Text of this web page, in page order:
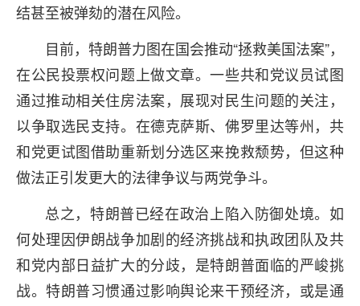
结甚至被弹劾的潜在风险。
目前，特朗普力图在国会推动“拯救美国法案”，
在公民投票权问题上做文章。一些共和党议员试图
通过推动相关住房法案，展现对民生问题的关注，
以争取选民支持。在德克萨斯、佛罗里达等州，共
和党更试图借助重新划分选区来挽救颓势，但这种
做法正引发更大的法律争议与两党争斗。
总之，特朗普已经在政治上陷入防御处境。如
何处理因伊朗战争加剧的经济挑战和执政团队及共
和党内部日益扩大的分歧，是特朗普面临的严峻挑
战。特朗普习惯通过影响舆论来干预经济，或是通